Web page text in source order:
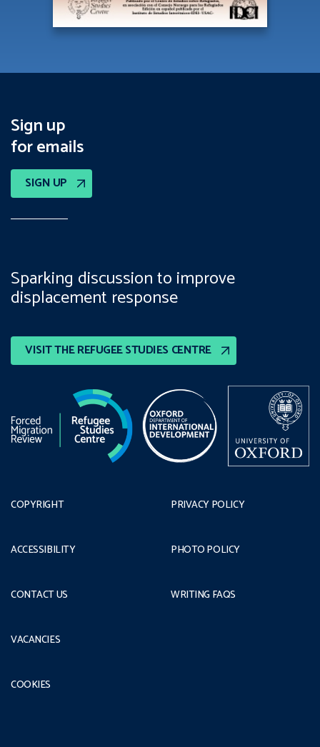
Sign up
for emails
SIGN UP
VISIT THE REFUGEE STUDIES CENTRE
Sparking discussion to improve
displacement response
COPYRIGHT
ACCESSIBILITY
CONTACT US
PRIVACY POLICY
PHOTO POLICY
WRITING FAQS
VACANCIES
COOKIES